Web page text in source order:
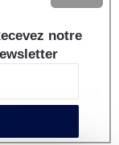
notre